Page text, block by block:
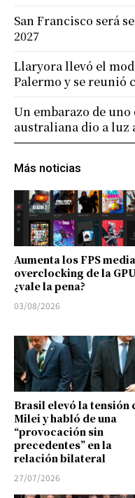
Más noticias
Aumenta los FPS
overclocking de la
¿vale la pena?
03/08/2026
Brasil elevó la tensión
Milei y habló de una
“provocación sin
precedentes” en la
relación bilateral
27/07/2026
San Francisco será
2027
Llaryora llevó el
Palermo y se reunió
Un embarazo de
australiana dio a